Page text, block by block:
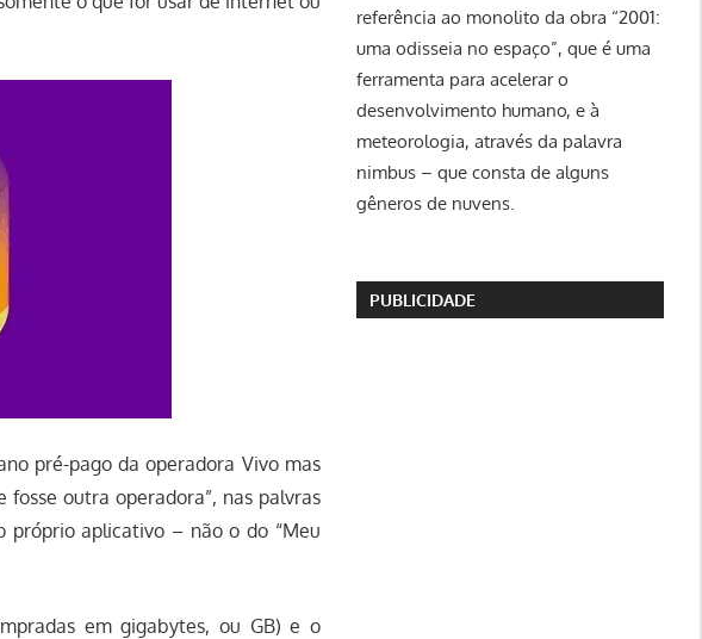
pré-pago da operadora Vivo mas
outra operadora”, nas palvras
próprio aplicativo – não o do “Meu
em gigabytes, ou GB) e o
referência ao monolito da obra “2001:
uma odisseia no espaço”, que é uma
ferramenta para acelerar o
desenvolvimento humano, e à
meteorologia, através da palavra
nimbus – que consta de alguns
gêneros de nuvens.
PUBLICIDADE